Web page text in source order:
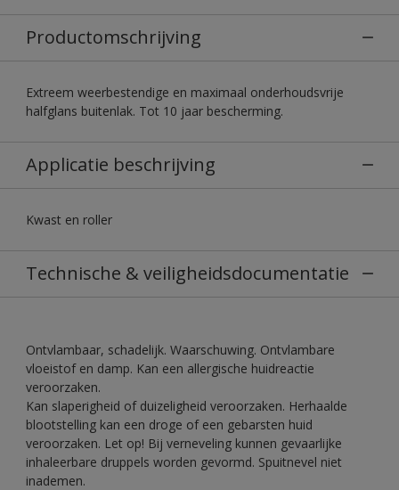
Productomschrijving
Extreem weerbestendige en maximaal onderhoudsvrije
halfglans buitenlak. Tot 10 jaar bescherming.
Applicatie beschrijving
Kwast en roller
Technische & veiligheidsdocumentatie
Ontvlambaar, schadelijk. Waarschuwing. Ontvlambare
vloeistof en damp. Kan een allergische huidreactie
veroorzaken.
Kan slaperigheid of duizeligheid veroorzaken. Herhaalde
blootstelling kan een droge of een gebarsten huid
veroorzaken. Let op! Bij verneveling kunnen gevaarlijke
inhaleerbare druppels worden gevormd. Spuitnevel niet
inademen.